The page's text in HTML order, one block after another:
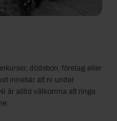
dödsbon, företag eller
innebär att ni under
är alltid välkomna att ringa